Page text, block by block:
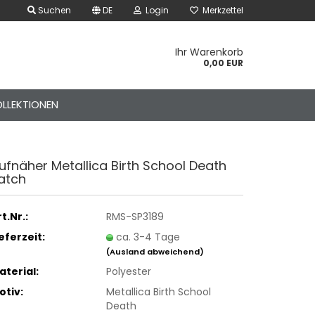
Suchen DE Login Merkzettel
Ihr Warenkorb
0,00 EUR
Style
Handschuhe – Rock
Me­tal­li­ca Birth School Death
RMS-SP3189
ca. 3-4 Tage
(Ausland abweichend)
Polyester
Metallica Birth School
Death